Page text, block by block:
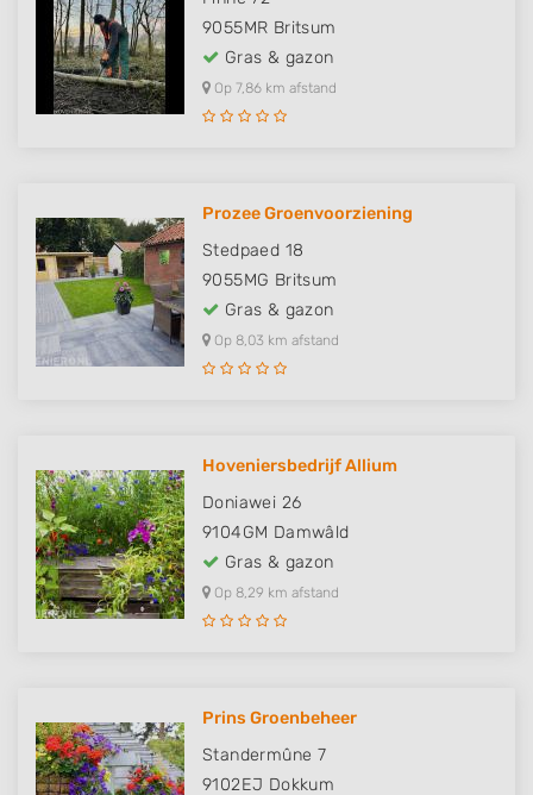
9055MR Britsum
Gras & gazon
Op 7,86 km afstand
Prozee Groenvoorziening
Stedpaed 18
9055MG Britsum
Gras & gazon
Op 8,03 km afstand
Hoveniersbedrijf Allium
Doniawei 26
9104GM Damwâld
Gras & gazon
Op 8,29 km afstand
Prins Groenbeheer
Standermûne 7
9102EJ Dokkum